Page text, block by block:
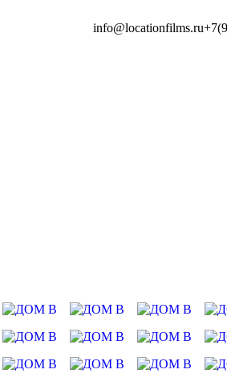
info@locationfilms.ru